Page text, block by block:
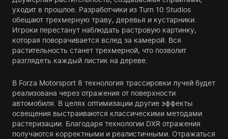
уходит в прошлое. Разработчики из Turn 10 Studios
обещают трехмерную траву, деревья и кустарники.
Игроки перестанут наблюдать растровую картинку,
которая поворачивается вслед за камерой. Вся
растительность станет трехмерной, что позволит
разглядеть каждый листик на дереве.
В Forza Motorsport 8 технология трассировки лучей будет
реализована через отражения от поверхности
автомобиля. В целях оптимизации другие эффекты
освещения выстраиваются классическими методами
растеризации. Благодаря технологии DXR отражения
получаются корректными и реалистичными. Отражаться